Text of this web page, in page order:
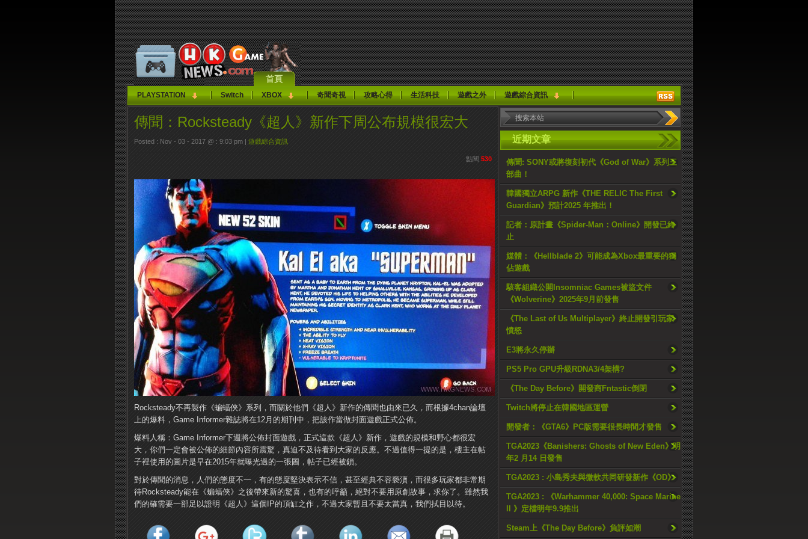
首頁
PLAYSTATION Switch XBOX 奇聞奇視 攻略心得 生活科技 遊戲之外 遊戲綜合資訊
近期文章
傳聞: SONY或將復刻初代《God of War》系列三
部曲！
韓國獨立ARPG 新作《THE RELIC The First
Guardian》預計2025 年推出！
記者：原計畫《Spider-Man：Online》開發已終
止
媒體：《Hellblade 2》可能成為Xbox最重要的獨
佔遊戲
駭客組織公開Insomniac Games被盜文件
《Wolverine》2025年9月前發售
《The Last of Us Multiplayer》終止開發引玩家
憤怒
E3將永久停辦
PS5 Pro GPU升級RDNA3/4架構?
《The Day Before》開發商Fntastic倒閉
Twitch將停止在韓國地區運營
開發者：《GTA6》PC版需要很長時間才發售
TGA2023《Banishers: Ghosts of New Eden》明
年2 月14 日發售
TGA2023 : 小島秀夫與微軟共同研發新作《OD》
TGA2023 : 《Warhammer 40,000: Space Marine
II 》定檔明年9.9推出
Steam上《The Day Before》負評如潮
傳聞：Rocksteady《超人》新作下周公布規模很宏大
Posted : Nov - 03 - 2017 @ : 9:03 pm | 遊戲綜合資訊
點閱 530
Rocksteady不再製作《蝙蝠俠》系列，而關於他們《超人》新作的傳聞也由來已久，而根據4chan論壇
上的爆料，Game Informer雜誌將在12月的期刊中，把該作當做封面遊戲正式公佈。
爆料人稱：Game Informer下週將公佈封面遊戲，正式這款《超人》新作，遊戲的規模和野心都很宏
大，你們一定會被公佈的細節內容所震驚，真迫不及待看到大家的反應。不過值得一提的是，樓主在帖
子裡使用的圖片是早在2015年就曝光過的一張圖，帖子已經被鎖。
對於傳聞的消息，人們的態度不一，有的態度堅決表示不信，甚至經典不容褻瀆，而很多玩家都非常期
待Rocksteady能在《蝙蝠俠》之後帶來新的驚喜，也有的呼籲，絕對不要用原創故事，求你了。雖然我
們的確需要一部足以證明《超人》這個IP的頂缸之作，不過大家暫且不要太當真，我們拭目以待。